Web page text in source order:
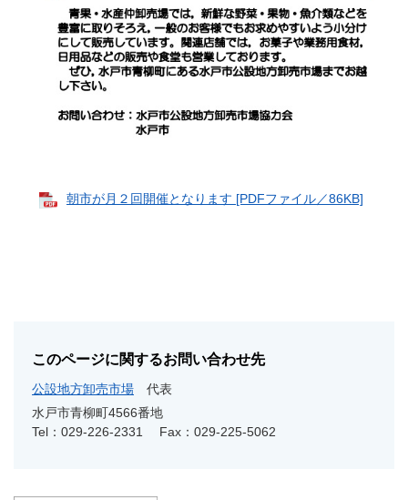
朝市が月２回開催となります [PDFファイル／86KB]
このページに関するお問い合わせ先
公設地方卸売市場
代表
水戸市青柳町4566番地
Tel：029-226-2331
Fax：029-225-5062